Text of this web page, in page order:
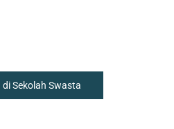
Sekolah Swasta